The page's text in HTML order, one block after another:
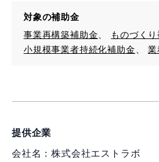
対象の補助金
事業再構築補助金
ものづく
小規模事業者持続化補助金
提供企業
会社名：株式会社エストラボ